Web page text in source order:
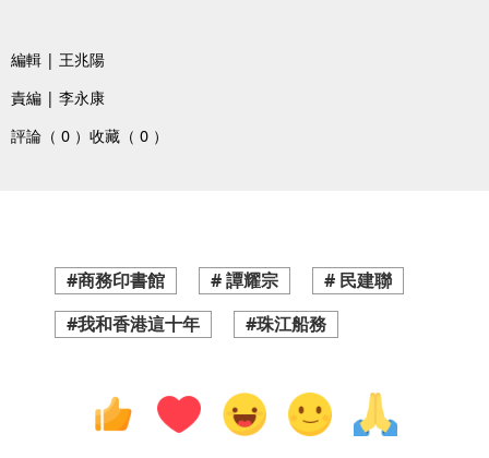
編輯 | 王兆陽
責編 | 李永康
評論（ 0 ） 收藏（ 0 ）
#商務印書館 # 譚耀宗
# 民建聯
#我和香港這十年
#珠江船務